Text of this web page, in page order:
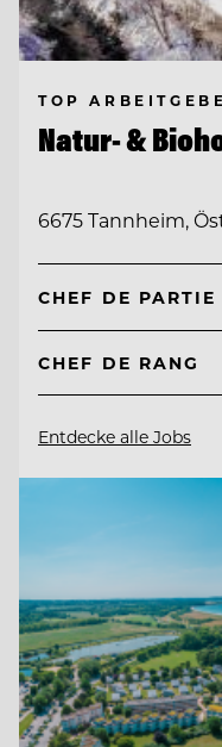
TOP
Natur- &
6675 Tannheim,
CHEF DE PARTIE
CHEF DE RANG
Entdecke alle Jobs